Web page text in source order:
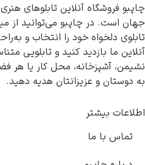
چاپبو فروشگاه آنلاین تابلوهای
جهان است. در چاپبو می‌توانید از
تابلوی دلخواه خود را انتخاب و
آنلاین ما بازدید کنید و تابلویی
نشیمن، آشپزخانه، محل کار یا هر
به دوستان و عزیزانتان هدیه دهید.
اطلاعات بیشتر
تماس با ما